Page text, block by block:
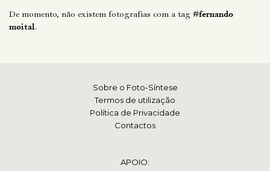
De momento, não existem fotografias com a tag #fernando
moital.
Sobre o Foto-Síntese
Termos de utilização
Política de Privacidade
Contactos
APOIO: